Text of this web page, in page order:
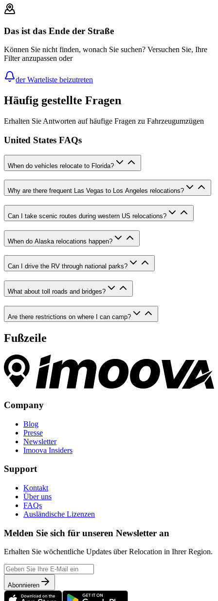
Das ist das Ende der Straße
Können Sie nicht finden, wonach Sie suchen? Versuchen Sie, Ihre
Filter anzupassen oder
der Warteliste beizutreten
Häufig gestellte Fragen
Erhalten Sie Antworten auf häufige Fragen zu Fahrzeugumzügen
United States FAQs
When do vehicles relocate to Florida?
Why are there frequent Las Vegas to Los Angeles relocations?
Can I take scenic routes during western US relocations?
When do Alaska relocations happen?
Can I drive the RV through national parks?
What about toll roads and bridges?
Are there restrictions on where I can camp?
Fußzeile
Company
Blog
Presse
Newsletter
Imoova Insiders
Support
Kontakt
Über uns
FAQs
Ausländische Lizenzen
Melden Sie sich für unseren Newsletter an
Erhalten Sie wöchentliche Updates über Relocation in Ihrer Region.
Abonnieren